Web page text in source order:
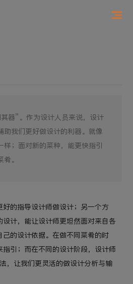
器”。作为设计人员来说，设计
助我们更好做设计的利器。就像
样；面对新的菜种，能更快指引
。
的指导设计师做设计；另一个方
计，能让设计师更坦然面对来自各
的设计依据。在做不同菜肴的时
引；而在不同的设计阶段，设计师
，让我们更灵活的做设计分析与输